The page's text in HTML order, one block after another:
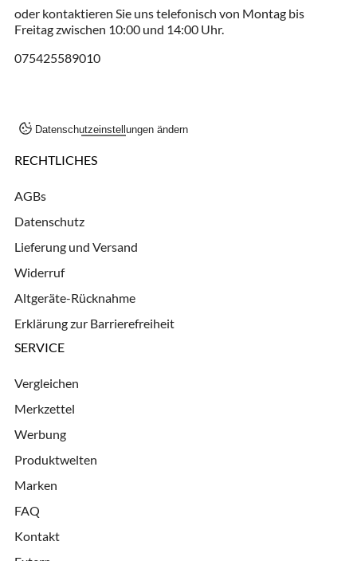
oder kontaktieren Sie uns telefonisch von Montag bis
Freitag zwischen 10:00 und 14:00 Uhr.
075425589010
Datenschutzeinstellungen ändern
RECHTLICHES
AGBs
Datenschutz
Lieferung und Versand
Widerruf
Altgeräte-Rücknahme
Erklärung zur Barrierefreiheit
SERVICE
Vergleichen
Merkzettel
Werbung
Produktwelten
Marken
FAQ
Kontakt